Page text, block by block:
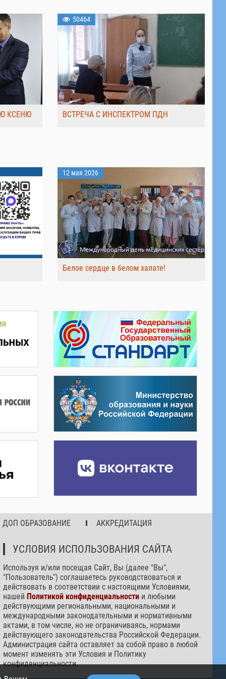
КСЕНЮ
50464
ВСТРЕЧА С ИНСПЕКТРОМ ПДН
12 мая 2026
Белое сердце в белом халате!
ДОП ОБРАЗОВАНИЕ АККРЕДИТАЦИЯ
УСЛОВИЯ ИСПОЛЬЗОВАНИЯ САЙТА
Используя и/или посещая Сайт, Вы (далее "Вы",
"Пользователь") соглашаетесь руководствоваться и
действовать в соответствии с настоящими Условиями,
нашей Политикой конфиденциальности и любыми
действующими региональными, национальными и
международными законодательными и нормативными
актами, в том числе, но не ограничиваясь, нормами
действующего законодательства Российской Федерации.
Администрация сайта оставляет за собой право в любой
момент изменять эти Условия и Политику
конфиденциальности.